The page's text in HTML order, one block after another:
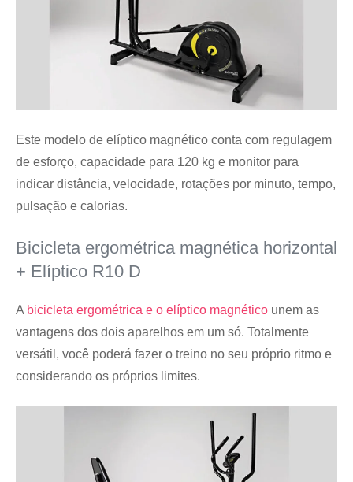
Este modelo de elíptico magnético conta com regulagem
de esforço, capacidade para 120 kg e monitor para
indicar distância, velocidade, rotações por minuto, tempo,
pulsação e calorias.
Bicicleta ergométrica magnética horizontal
+ Elíptico R10 D
A bicicleta ergométrica e o elíptico magnético unem as
vantagens dos dois aparelhos em um só. Totalmente
versátil, você poderá fazer o treino no seu próprio ritmo e
considerando os próprios limites.